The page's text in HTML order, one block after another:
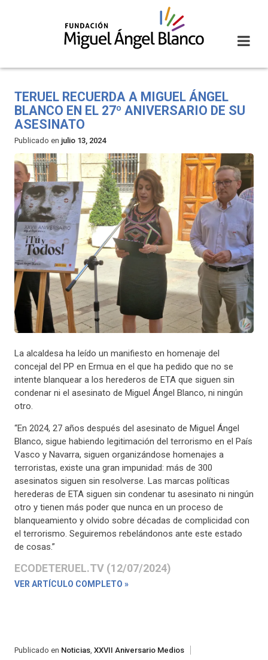
TERUEL RECUERDA A MIGUEL ÁNGEL
BLANCO EN EL 27º ANIVERSARIO DE SU
ASESINATO
Publicado en julio 13, 2024
La alcaldesa ha leído un manifiesto en homenaje del
concejal del PP en Ermua en el que ha pedido que no se
intente blanquear a los herederos de ETA que siguen sin
condenar ni el asesinato de Miguel Ángel Blanco, ni ningún
otro.
“En 2024, 27 años después del asesinato de Miguel Ángel
Blanco, sigue habiendo legitimación del terrorismo en el País
Vasco y Navarra, siguen organizándose homenajes a
terroristas, existe una gran impunidad: más de 300
asesinatos siguen sin resolverse. Las marcas políticas
herederas de ETA siguen sin condenar tu asesinato ni ningún
otro y tienen más poder que nunca en un proceso de
blanqueamiento y olvido sobre décadas de complicidad con
el terrorismo. Seguiremos rebelándonos ante este estado
de cosas.”
ECODETERUEL.TV (12/07/2024)
VER ARTÍCULO COMPLETO »
Publicado en Noticias, XXVII Aniversario Medios